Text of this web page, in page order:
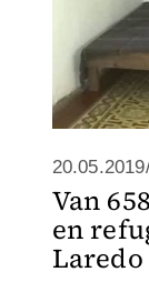
Van
en
Laredo